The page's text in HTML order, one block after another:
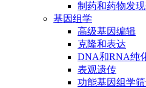
制药和药物发
基因组学
高级基因编辑
克隆和表达
DNA和RNA纯
表观遗传
功能基因组学